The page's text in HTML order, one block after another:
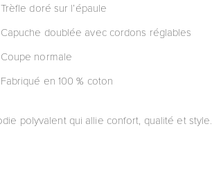
Trèfle doré sur l’épaule
Capuche doublée avec cordons réglables
Coupe normale
Fabriqué en 100 % coton
polyvalent qui allie confort, qualité et style.